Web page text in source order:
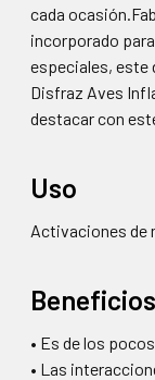
cada
incorporado
especiales, este
Disfraz Aves
destacar con
Uso
Activaciones de
Beneficios
• Es de los
• Las